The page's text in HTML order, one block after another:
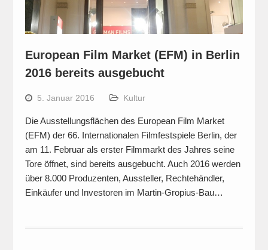
European Film Market (EFM) in Berlin
2016 bereits ausgebucht
5. Januar 2016 Kultur
Die Ausstellungsflächen des European Film Market
(EFM) der 66. Internationalen Filmfestspiele Berlin, der
am 11. Februar als erster Filmmarkt des Jahres seine
Tore öffnet, sind bereits ausgebucht. Auch 2016 werden
über 8.000 Produzenten, Aussteller, Rechtehändler,
Einkäufer und Investoren im Martin-Gropius-Bau…